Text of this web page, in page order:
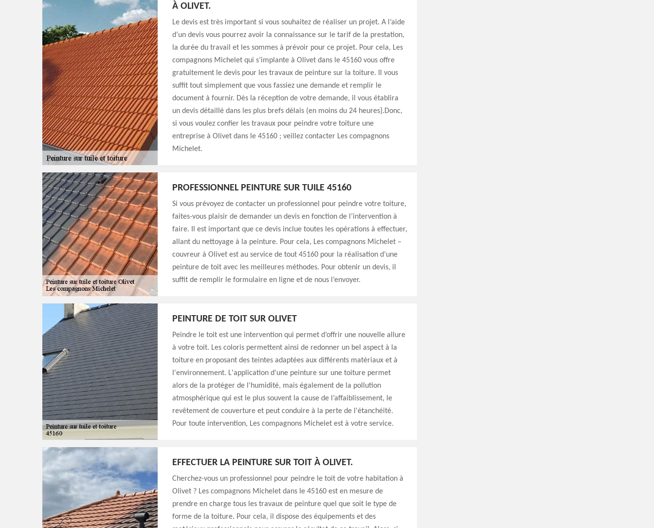
À OLIVET.
Le devis est très important si vous souhaitez de réaliser un projet. A l’aide
d’un devis vous pourrez avoir la connaissance sur le tarif de la prestation,
la durée du travail et les sommes à prévoir pour ce projet. Pour cela, Les
compagnons Michelet qui s’implante à Olivet dans le 45160 vous offre
gratuitement le devis pour les travaux de peinture sur la toiture. Il vous
suffit tout simplement que vous fassiez une demande et remplir le
document à fournir. Dès la réception de votre demande, il vous établira
un devis détaillé dans les plus brefs délais (en moins du 24 heures}.Donc,
si vous voulez confier les travaux pour peindre votre toiture une
entreprise à Olivet dans le 45160 ; veillez contacter Les compagnons
Michelet.
PROFESSIONNEL PEINTURE SUR TUILE 45160
Si vous prévoyez de contacter un professionnel pour peindre votre toiture,
faites-vous plaisir de demander un devis en fonction de l’intervention à
faire. Il est important que ce devis inclue toutes les opérations à effectuer,
allant du nettoyage à la peinture. Pour cela, Les compagnons Michelet –
couvreur à Olivet est au service de tout 45160 pour la réalisation d’une
peinture de toit avec les meilleures méthodes. Pour obtenir un devis, il
suffit de remplir le formulaire en ligne et de nous l’envoyer.
PEINTURE DE TOIT SUR OLIVET
Peindre le toit est une intervention qui permet d’offrir une nouvelle allure
à votre toit. Les coloris permettent ainsi de redonner un bel aspect à la
toiture en proposant des teintes adaptées aux différents matériaux et à
l'environnement. L'application d'une peinture sur une toiture permet
alors de la protéger de l'humidité, mais également de la pollution
atmosphérique qui est le plus souvent la cause de l’affaiblissement, le
revêtement de couverture et peut conduire à la perte de l'étanchéité.
Pour toute intervention, Les compagnons Michelet est à votre service.
EFFECTUER LA PEINTURE SUR TOIT À OLIVET.
Cherchez-vous un professionnel pour peindre le toit de votre habitation à
Olivet ? Les compagnons Michelet dans le 45160 est en mesure de
prendre en charge tous les travaux de peinture quel que soit le type de
forme de la toiture. Pour cela, il dispose des équipements et des